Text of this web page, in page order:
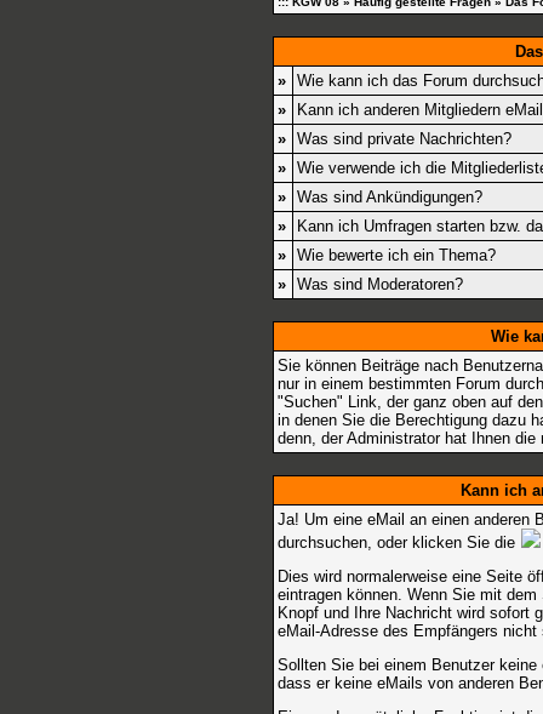
»
Wie kann ich das Forum
»
Kann ich anderen Mitgliedern
»
Was sind private Nachrichten?
»
Wie verwende ich die
»
Was sind Ankündigungen?
»
Kann ich Umfragen starten bzw.
»
Wie bewerte ich ein Thema?
»
Was sind Moderatoren?
Wie
Sie können Beiträge nach
nur in einem bestimmten Forum
"Suchen" Link, der ganz oben auf
in denen Sie die Berechtigung dazu
denn, der Administrator hat Ihnen
Kann ich
Ja! Um eine eMail an einen
durchsuchen, oder klicken Sie die
Dies wird normalerweise eine Seite
eintragen können. Wenn Sie mit
Knopf und Ihre Nachricht wird sofort
eMail-Adresse des Empfängers
Sollten Sie bei einem Benutzer
dass er keine eMails von anderen